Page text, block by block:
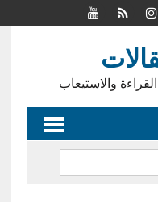
والاستيعاب